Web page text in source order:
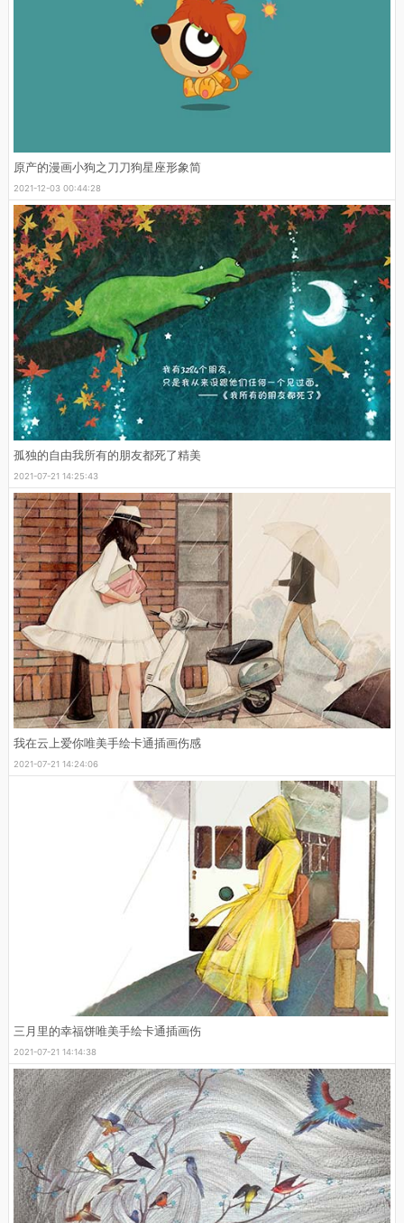
原产的漫画小狗之刀刀狗星座形象简
2021-12-03 00:44:28
孤独的自由我所有的朋友都死了精美
2021-07-21 14:25:43
我在云上爱你唯美手绘卡通插画伤感
2021-07-21 14:24:06
三月里的幸福饼唯美手绘卡通插画伤
2021-07-21 14:14:38